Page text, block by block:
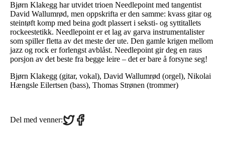
Bjørn Klakegg har utvidet trioen Needlepoint med tangentist
David Wallumrød, men oppskrifta er den samme: kvass gitar og
steintøft komp med beina godt plassert i seksti- og syttitallets
rockeestetikk. Needlepoint er et lag av garva instrumentalister
som spiller fletta av det meste der ute. Den gamle krigen mellom
jazz og rock er forlengst avblåst. Needlepoint gir deg en raus
porsjon av det beste fra begge leire – det er bare å forsyne seg!
Bjørn Klakegg (gitar, vokal), David Wallumrød (orgel), Nikolai
Hængsle Eilertsen (bass), Thomas Strønen (trommer)
Del med venner:Share
on
Share
on